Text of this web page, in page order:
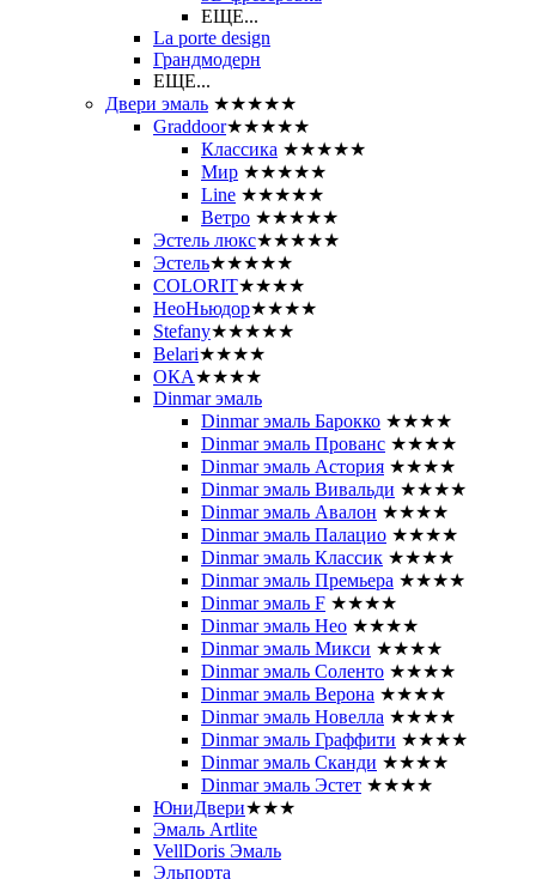
ЕЩЕ...
La porte design
Грандмодерн
ЕЩЕ...
Двери эмаль ★★★★★
Graddoor★★★★★
Классика ★★★★★
Мир ★★★★★
Line ★★★★★
Ветро ★★★★★
Эстель люкс★★★★★
Эстель★★★★★
COLORIT★★★★
НеоНьюдор★★★★
Stefany★★★★★
Belari★★★★
ОКА★★★★
Dinmar эмаль
Dinmar эмаль Барокко ★★★★
Dinmar эмаль Прованс ★★★★
Dinmar эмаль Астория ★★★★
Dinmar эмаль Вивальди ★★★★
Dinmar эмаль Авалон ★★★★
Dinmar эмаль Палацио ★★★★
Dinmar эмаль Классик ★★★★
Dinmar эмаль Премьера ★★★★
Dinmar эмаль F ★★★★
Dinmar эмаль Нео ★★★★
Dinmar эмаль Микси ★★★★
Dinmar эмаль Соленто ★★★★
Dinmar эмаль Верона ★★★★
Dinmar эмаль Новелла ★★★★
Dinmar эмаль Граффити ★★★★
Dinmar эмаль Сканди ★★★★
Dinmar эмаль Эстет ★★★★
ЮниДвери★★★
Эмаль Artlite
VellDoris Эмаль
Эльпорта